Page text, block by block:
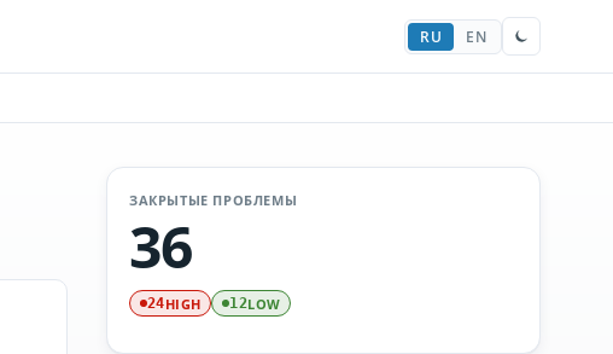
RU EN
ЗАКРЫТЫЕ ПРОБЛЕМЫ
36
24HIGH 12LOW